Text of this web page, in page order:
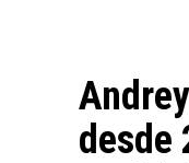
desde